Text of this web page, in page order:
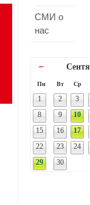
СМИ о
нас
←
Пн Вт Ср
1 2
3
8
9
10
15
16
17
22
23
24
29
30